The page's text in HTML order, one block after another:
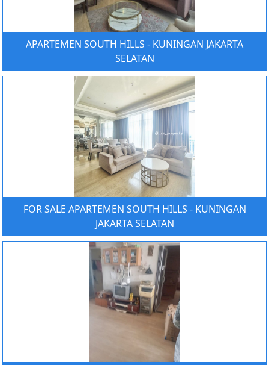
APARTEMEN SOUTH HILLS - KUNINGAN JAKARTA
SELATAN
FOR SALE APARTEMEN SOUTH HILLS - KUNINGAN
JAKARTA SELATAN